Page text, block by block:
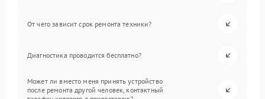
От чего зависит срок ремонта техники?
Диагностика проводится бесплатно?
Может ли вместо меня принять устройство
после ремонта другой человек, контактный